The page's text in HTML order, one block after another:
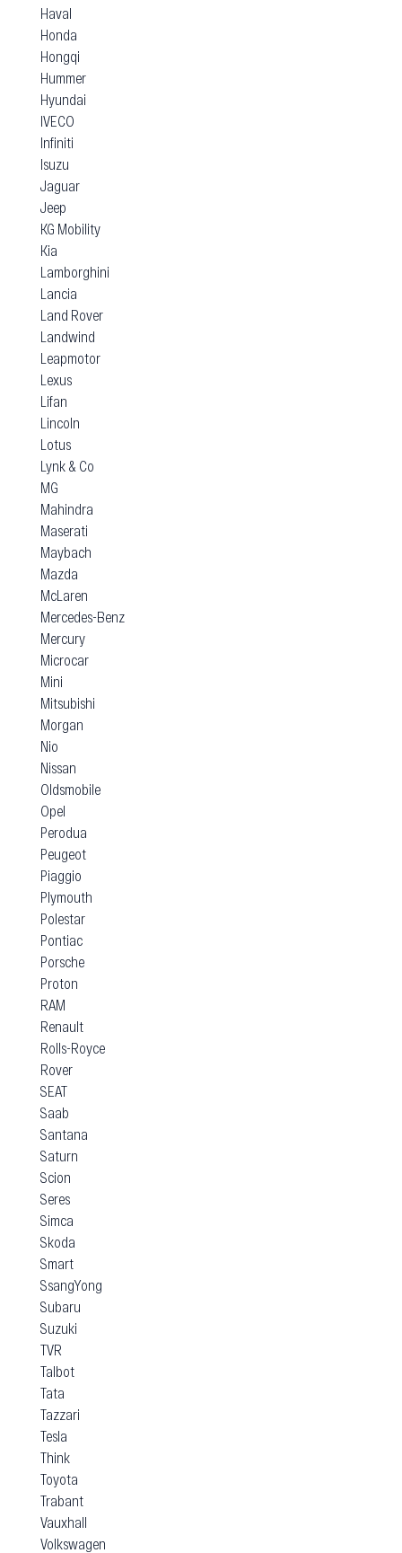
Haval
Honda
Hongqi
Hummer
Hyundai
IVECO
Infiniti
Isuzu
Jaguar
Jeep
KG Mobility
Kia
Lamborghini
Lancia
Land Rover
Landwind
Leapmotor
Lexus
Lifan
Lincoln
Lotus
Lynk & Co
MG
Mahindra
Maserati
Maybach
Mazda
McLaren
Mercedes-Benz
Mercury
Microcar
Mini
Mitsubishi
Morgan
Nio
Nissan
Oldsmobile
Opel
Perodua
Peugeot
Piaggio
Plymouth
Polestar
Pontiac
Porsche
Proton
RAM
Renault
Rolls-Royce
Rover
SEAT
Saab
Santana
Saturn
Scion
Seres
Simca
Skoda
Smart
SsangYong
Subaru
Suzuki
TVR
Talbot
Tata
Tazzari
Tesla
Think
Toyota
Trabant
Vauxhall
Volkswagen